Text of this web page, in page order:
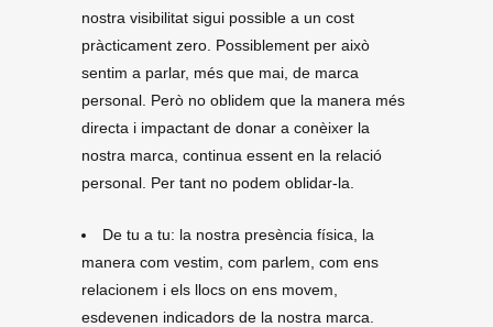
nostra visibilitat sigui possible a un cost
pràcticament zero. Possiblement per això
sentim a parlar, més que mai, de marca
personal. Però no oblidem que la manera més
directa i impactant de donar a conèixer la
nostra marca, continua essent en la relació
personal. Per tant no podem oblidar-la.
De tu a tu: la nostra presència física, la
manera com vestim, com parlem, com ens
relacionem i els llocs on ens movem,
esdevenen indicadors de la nostra marca.